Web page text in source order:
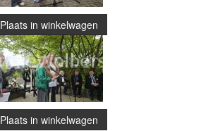
Plaats in winkelwagen
Plaats in winkelwagen